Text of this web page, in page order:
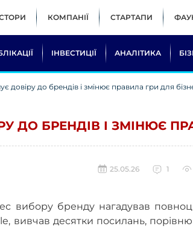
КОМПАНІЇ СТАРТАПИ
ІНВЕСТИЦІЇ АНАЛІТИКА
довіру до брендів і змінює правила гри для
ДО БРЕНДІВ І ЗМІНЮЄ
25.05.26 1
вибору бренду нагадував
вивчав десятки посилань,